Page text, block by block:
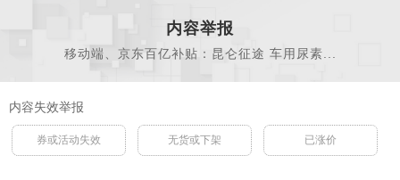
内容举报
移动端、京东百亿补贴：昆仑征途 车用尿素...
内容失效举报
券或活动失效 无货或下架 已涨价